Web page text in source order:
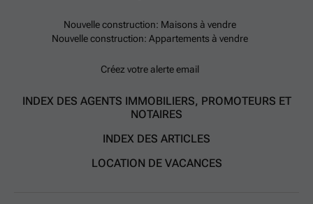
Nouvelle construction: Maisons à vendre
Nouvelle construction: Appartements à vendre
Créez votre alerte email
INDEX DES AGENTS IMMOBILIERS, PROMOTEURS ET
NOTAIRES
INDEX DES ARTICLES
LOCATION DE VACANCES